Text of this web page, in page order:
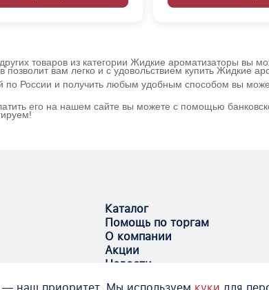
товаров из категории Жидкие ароматизаторы вы
вам легко и с удовольствием купить Жидкие
по России и получить любым удобным способом вы
его на нашем сайте вы можете с помощью
Каталог
Помощь по торгам
О компании
Акции
Новости